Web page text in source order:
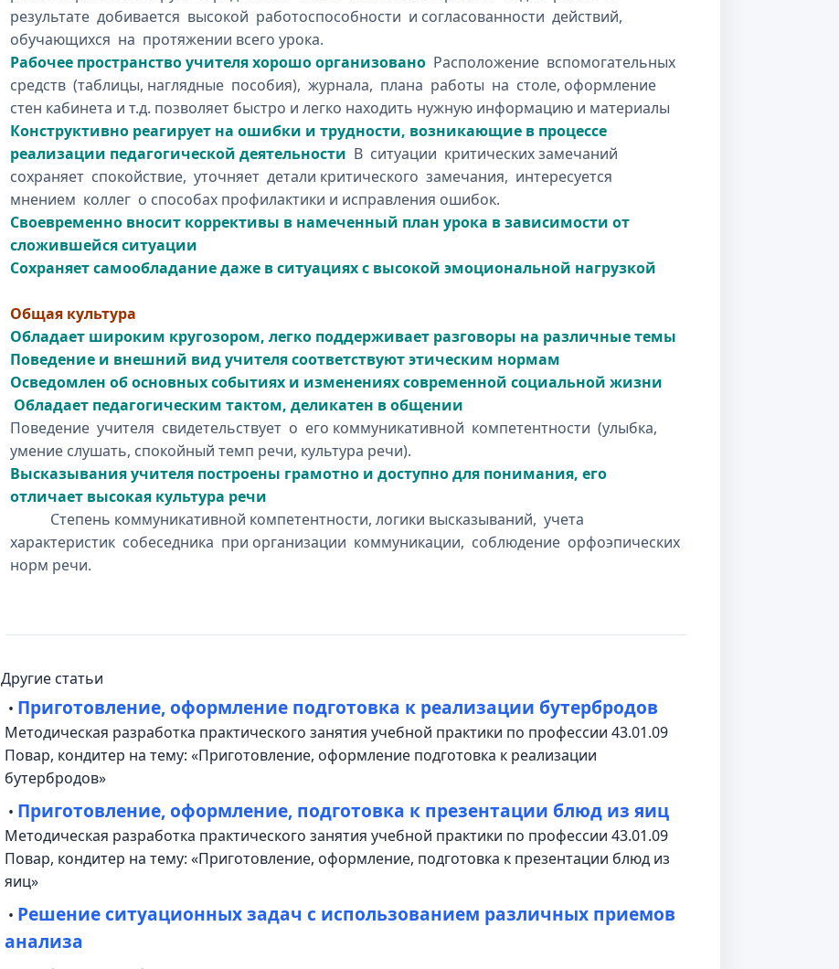
результате добивается высокой работоспособности и согласованности действий,
обучающихся на протяжении всего урока.
Рабочее пространство учителя хорошо организовано Расположение вспомогательных
средств (таблицы, наглядные пособия), журнала, плана работы на столе, оформление
стен кабинета и т.д. позволяет быстро и легко находить нужную информацию и материалы
Конструктивно реагирует на ошибки и трудности, возникающие в процессе
реализации педагогической деятельности В ситуации критических замечаний
сохраняет спокойствие, уточняет детали критического замечания, интересуется
мнением коллег о способах профилактики и исправления ошибок.
Своевременно вносит коррективы в намеченный план урока в зависимости от
сложившейся ситуации
Сохраняет самообладание даже в ситуациях с высокой эмоциональной нагрузкой
Общая культура
Обладает широким кругозором, легко поддерживает разговоры на различные темы
Поведение и внешний вид учителя соответствуют этическим нормам
Осведомлен об основных событиях и изменениях современной социальной жизни
Обладает педагогическим тактом, деликатен в общении
Поведение учителя свидетельствует о его коммуникативной компетентности (улыбка,
умение слушать, спокойный темп речи, культура речи).
Высказывания учителя построены грамотно и доступно для понимания, его
отличает высокая культура речи
Степень коммуникативной компетентности, логики высказываний, учета
характеристик собеседника при организации коммуникации, соблюдение орфоэпических
норм речи.
Другие статьи
• Приготовление, оформление подготовка к реализации бутербродов
Методическая разработка практического занятия учебной практики по профессии 43.01.09
Повар, кондитер на тему: «Приготовление, оформление подготовка к реализации
бутербродов»
• Приготовление, оформление, подготовка к презентации блюд из яиц
Методическая разработка практического занятия учебной практики по профессии 43.01.09
Повар, кондитер на тему: «Приготовление, оформление, подготовка к презентации блюд из
яиц»
• Решение ситуационных задач с использованием различных приемов
анализа